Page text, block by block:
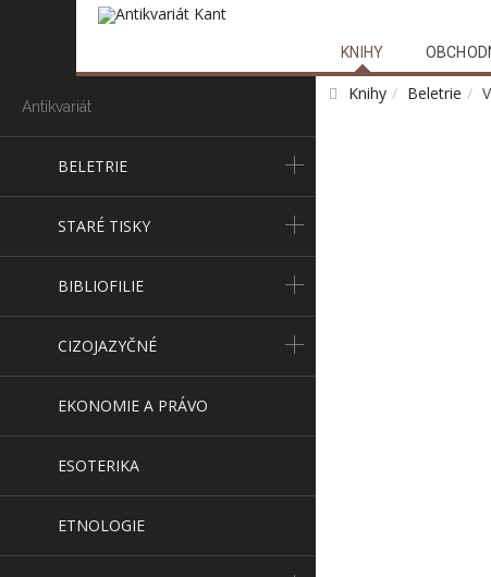
KNIHY
Antikvariát
BELETRIE
STARÉ TISKY
BIBLIOFILIE
CIZOJAZYČNÉ
EKONOMIE A PRÁVO
ESOTERIKA
ETNOLOGIE
Knihy Beletrie